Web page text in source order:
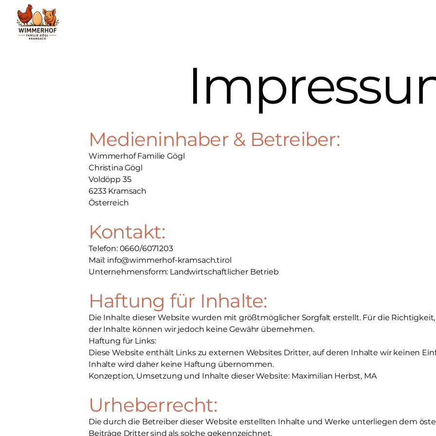
Medieninhaber & Betreiber:
Wimmerhof Familie Gögl
Christina Gögl
Voldöpp 35
6233 Kramsach
Österreich
Kontakt:
Telefon: 0660/6071203
Mail: info@wimmerhof-kramsach.tirol
Unternehmensform: Landwirtschaftlicher Betrieb
Haftung für Inhalte:
Die Inhalte dieser Website wurden mit größtmöglicher Sorgfalt erstellt. Für die
der Inhalte können wir jedoch keine Gewähr übernehmen.
Haftung für Links:
Diese Website enthält Links zu externen Websites Dritter, auf deren Inhalte wir keinen
Inhalte wird daher keine Haftung übernommen.
Konzeption, Umsetzung und Inhalte dieser Website: Maximilian Herbst, MA
Urheberrecht:
Die durch die Betreiber dieser Website erstellten Inhalte und Werke unterliegen dem
Beiträge Dritter sind als solche gekennzeichnet.